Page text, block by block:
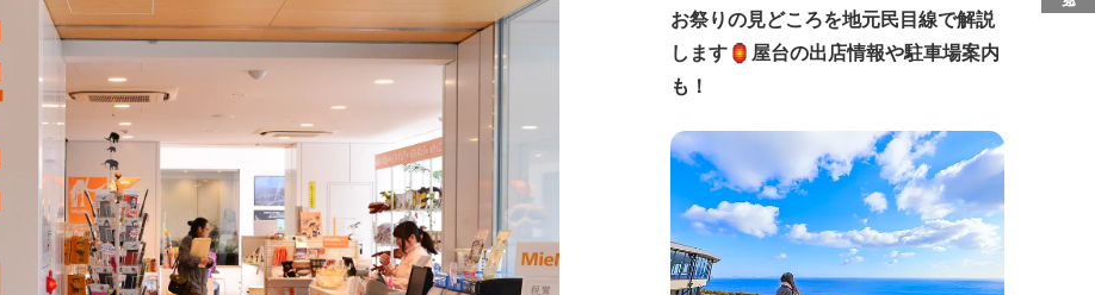
お祭りの見どころを地元民目線で解説
します🏮屋台の出店情報や駐車場案内
も！